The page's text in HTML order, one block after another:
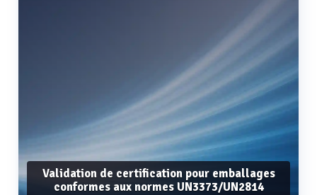
Validation de certification pour emballages
conformes aux normes UN3373/UN2814